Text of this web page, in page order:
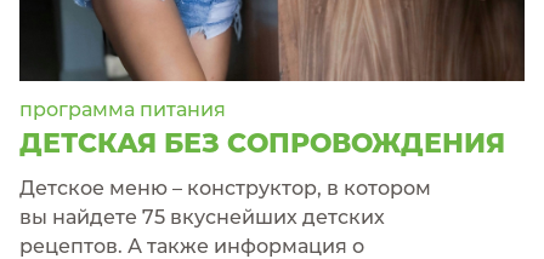
программа питания
ДЕТСКАЯ БЕЗ СОПРОВОЖДЕНИЯ
Детское меню – конструктор, в котором
вы найдете 75 вкуснейших детских
рецептов. А также информация о